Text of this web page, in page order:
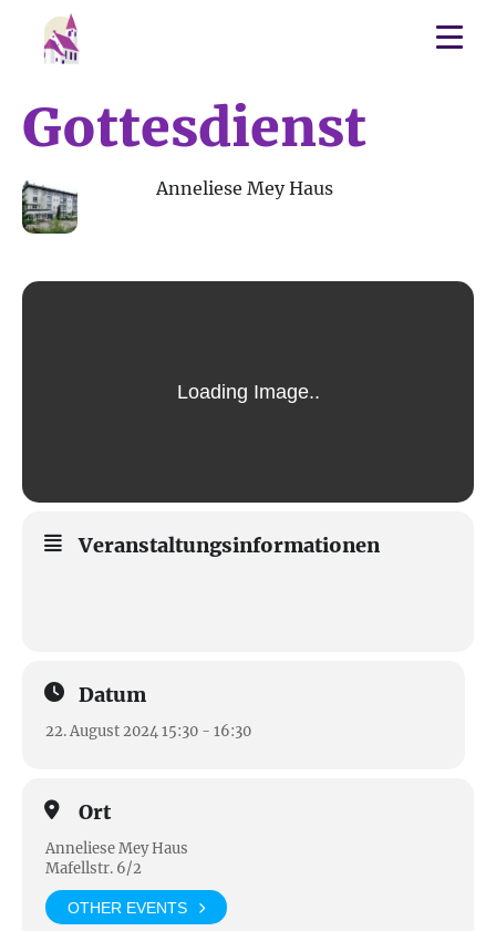
Gottesdienst
Anneliese Mey Haus
Veranstaltungsinformationen
Datum
22. August 2024 15:30 - 16:30
Ort
Anneliese Mey Haus
Mafellstr. 6/2
OTHER EVENTS